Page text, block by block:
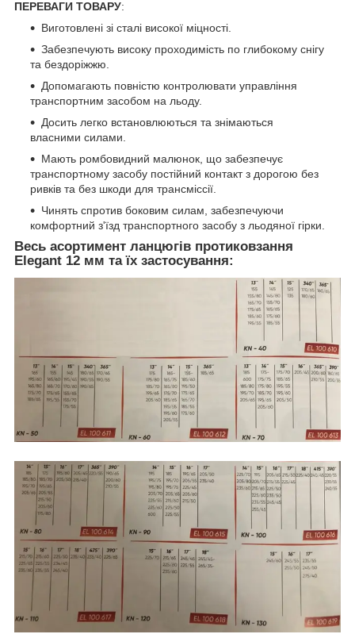
ПЕРЕВАГИ ТОВАРУ:
Виготовлені зі сталі високої міцності.
Забезпечують високу проходимість по глибокому снігу
та бездоріжжю.
Допомагають повністю контролювати управління
транспортним засобом на льоду.
Досить легко встановлюються та знімаються
власними силами.
Мають ромбовидний малюнок, що забезпечує
транспортному засобу постійний контакт з дорогою без
ривків та без шкоди для трансміссії.
Чинять спротив боковим силам, забезпечуючи
комфортний з'їзд транспортного засобу з льодяної гірки.
Весь асортимент ланцюгів протиковзання
Elegant 12 мм та їх застосування: